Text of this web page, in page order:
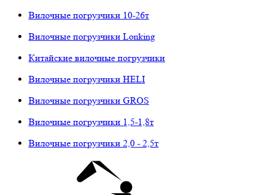
Вилочные погрузчики 10-26т
Вилочные погрузчики Lonking
Китайские вилочные погрузчики
Вилочные погрузчики HELI
Вилочные погрузчики GROS
Вилочные погрузчики 1,5-1,8т
Вилочные погрузчики 2,0 - 2,5т